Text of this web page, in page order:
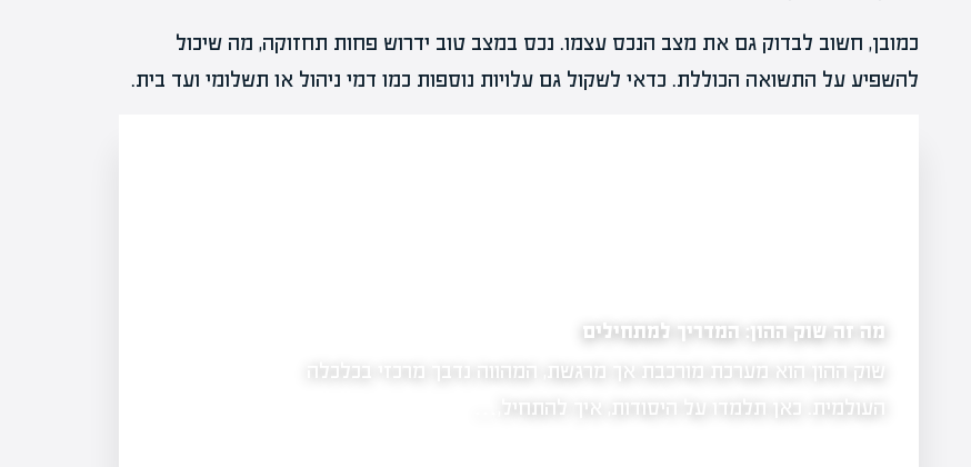
כמובן, חשוב לבדוק גם את מצב הנכס עצמו. נכס במצב טוב ידרוש פחות תחזוקה, מה שיכול
להשפיע על התשואה הכוללת. כדאי לשקול גם עלויות נוספות כמו דמי ניהול או תשלומי ועד בית.
מה זה פקיעת אופציות: להבין את המועד המכריע
מה זה פקיעת אופציות - פקיעת אופציות היא הרגע שבו האופציה מגיעה
לסיומה ואין לה ערך נוסף. זהו…
מה זה אופציות בשוק ההון: לנצל את